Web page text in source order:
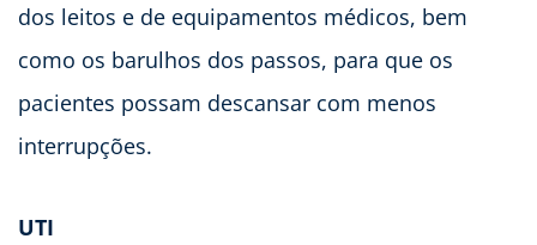
dos leitos e de equipamentos médicos, bem
como os barulhos dos passos, para que os
pacientes possam descansar com menos
interrupções.
UTI